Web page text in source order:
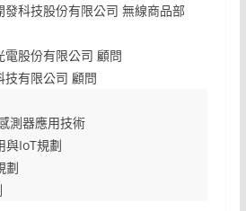
發科技股份有限公司 無線商品部
電股份有限公司 顧問
技有限公司 顧問
測器應用技術
與IoT規劃
劃